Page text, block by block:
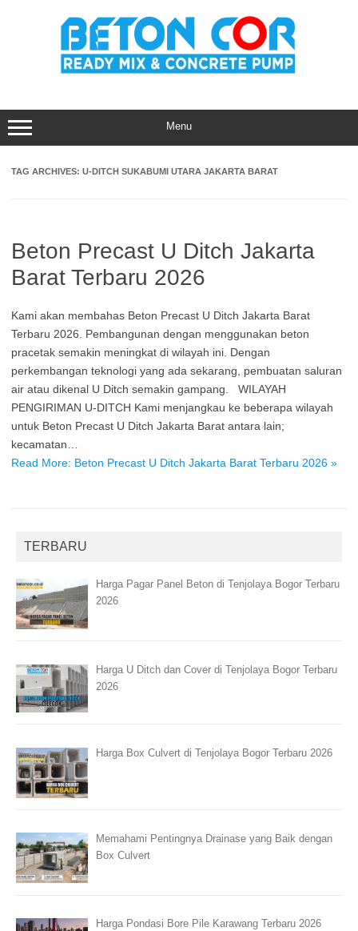
Menu
TAG ARCHIVES: U-DITCH SUKABUMI UTARA JAKARTA BARAT
Beton Precast U Ditch Jakarta
Barat Terbaru 2026
Kami akan membahas Beton Precast U Ditch Jakarta Barat
Terbaru 2026. Pembangunan dengan menggunakan beton
pracetak semakin meningkat di wilayah ini. Dengan
perkembangan teknologi yang ada sekarang, pembuatan saluran
air atau dikenal U Ditch semakin gampang. WILAYAH
PENGIRIMAN U-DITCH Kami menjangkau ke beberapa wilayah
untuk Beton Precast U Ditch Jakarta Barat antara lain;
kecamatan…
Read More: Beton Precast U Ditch Jakarta Barat Terbaru 2026 »
TERBARU
Harga Pagar Panel Beton di Tenjolaya Bogor Terbaru
2026
Harga U Ditch dan Cover di Tenjolaya Bogor Terbaru
2026
Harga Box Culvert di Tenjolaya Bogor Terbaru 2026
Memahami Pentingnya Drainase yang Baik dengan
Box Culvert
Harga Pondasi Bore Pile Karawang Terbaru 2026